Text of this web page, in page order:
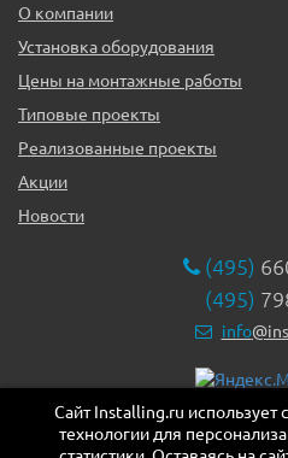
О компании
Установка оборудования
Цены на монтажные работы
Типовые проекты
Реализованные проекты
Акции
Новости
(495)
(495)
info
119331, г. Москва ул. Марии
офис 10
Сайт Installing.ru использует
технологии для